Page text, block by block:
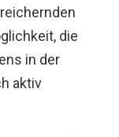
die
in der
aktiv